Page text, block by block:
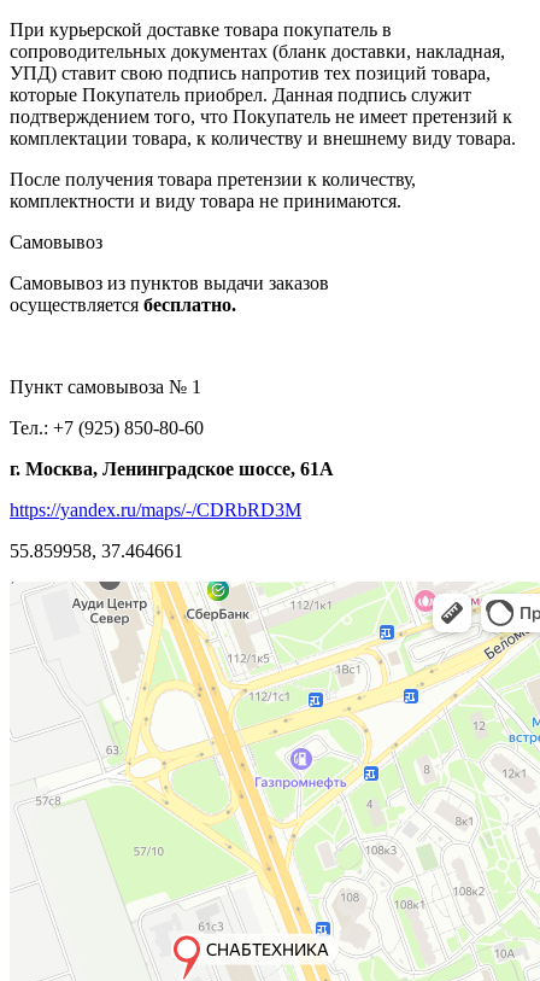
При курьерской доставке товара покупатель в
сопроводительных документах (бланк доставки, накладная,
УПД) ставит свою подпись напротив тех позиций товара,
которые Покупатель приобрел. Данная подпись служит
подтверждением того, что Покупатель не имеет претензий к
комплектации товара, к количеству и внешнему виду товара.
После получения товара претензии к количеству,
комплектности и виду товара не принимаются.
Самовывоз
Самовывоз из пунктов выдачи заказов
осуществляется бесплатно.
Пункт самовывоза № 1
Тел.: +7 (925) 850-80-60
г. Москва, Ленинградское шоссе, 61А
https://yandex.ru/maps/-/CDRbRD3M
55.859958, 37.464661